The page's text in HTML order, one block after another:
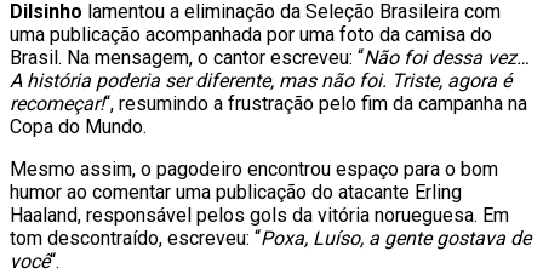
Dilsinho lamentou a eliminação da Seleção Brasileira com
uma publicação acompanhada por uma foto da camisa do
Brasil. Na mensagem, o cantor escreveu: “Não foi dessa vez…
A história poderia ser diferente, mas não foi. Triste, agora é
recomeçar!“, resumindo a frustração pelo fim da campanha na
Copa do Mundo.
Mesmo assim, o pagodeiro encontrou espaço para o bom
humor ao comentar uma publicação do atacante Erling
Haaland, responsável pelos gols da vitória norueguesa. Em
tom descontraído, escreveu: “Poxa, Luíso, a gente gostava de
você“.